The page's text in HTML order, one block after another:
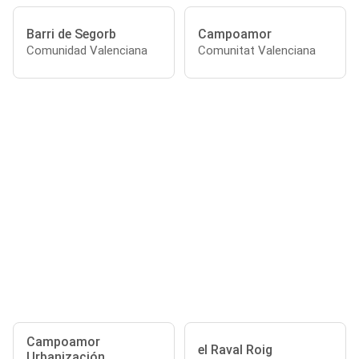
Barri de Segorb
Comunidad Valenciana
Campoamor
Comunitat Valenciana
Campoamor
el Raval Roig